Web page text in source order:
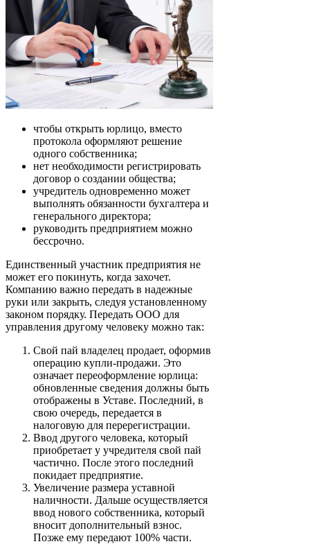
чтобы открыть юрлицо, вместо
протокола оформляют решение
одного собственника;
нет необходимости регистрировать
договор о создании общества;
учредитель одновременно может
выполнять обязанности бухгалтера и
генерального директора;
руководить предприятием можно
бессрочно.
Единственный участник предприятия не
может его покинуть, когда захочет.
Компанию важно передать в надежные
руки или закрыть, следуя установленному
законом порядку. Передать ООО для
управления другому человеку можно так:
Свой пай владелец продает, оформив
операцию купли-продажи. Это
означает переоформление юрлица:
обновленные сведения должны быть
отображены в Уставе. Последний, в
свою очередь, передается в
налоговую для перерегистрации.
Ввод другого человека, который
приобретает у учредителя свой пай
частично. После этого последний
покидает предприятие.
Увеличение размера уставной
наличности. Дальше осуществляется
ввод нового собственника, который
вносит дополнительный взнос.
Позже ему передают 100% части.